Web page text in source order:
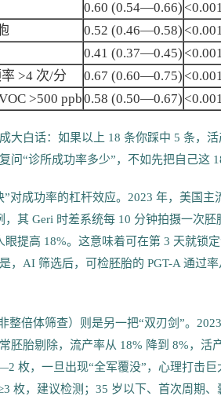
0.60 (0.54—0.66) <0.001
0.52 (0.46—0.58) <0.001
0.41 (0.37—0.45) <0.001
>4 次/分
0.67 (0.60—0.75) <0.001
>500 ppb0.58 (0.50—0.67) <0.001
大白话：如果以上 18 条你踩中 5 条，
问“诊所成功率多少”，不如先把自己这
对成功率的杠杆效应。2023 年，美国
，其 Geri 时差系统每 10 分钟拍摄一次
眼提高 18%。这意味着可在第 3 天就锁
，AI 筛选后，可检胚胎的 PGT-A 通过
整倍体筛查）则是另一把“双刃剑”。
胚胎剔除，流产率从 18% 降到 8%，
枚，一旦出现“全军覆没”，心理打击
枚，建议检测；35 岁以下、首次周期